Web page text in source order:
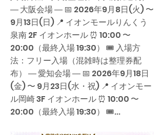
― 大阪会場 ― 📅 2026年9月8日(火) 〜
9月13日(日) 📍 イオンモールりんくう
泉南 2F イオンホール ⏰ 10:00 〜
20:00（最終入場 19:30） 🎟 入場方
法：フリー入場（混雑時は整理券配
布） ― 愛知会場 ― 📅 2026年9月18日
(金) 〜 9月23日(水・祝) 📍 イオンモー
ル岡崎 3F イオンホール ⏰ 10:00 〜
20:00（最終入場 19:30） 🎟...